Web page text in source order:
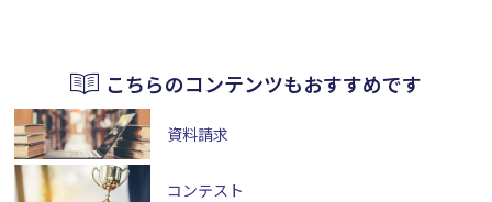
こちらのコンテンツもおすすめです
資料請求
コンテスト